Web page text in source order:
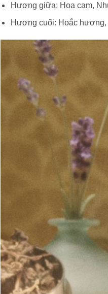
Hương giữa: Hoa cam,
Hương cuối: Hoắc